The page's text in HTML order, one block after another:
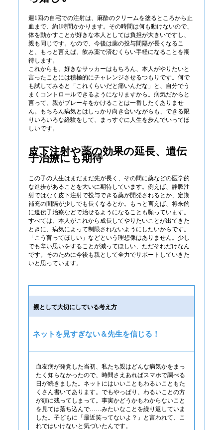
週1回の自宅での注射は、麻酔のクリームを塗るところから止
血まで、約1時間かかります。その時間は何も動けないので、
体を動かすことが好きな本人としては負担が大きいですし、
親も同じです。なので、今後は薬の投与間隔が長くなるこ
と、もっと言えば、飲み薬で済むくらい手軽になることを期
待します。
これからも、好きなサッカーはもちろん、本人がやりたいと
言ったことには積極的にチャレンジさせるつもりです。何で
も試してみると「これくらいだと痛いんだな」と、自分でう
まくコントロールできるようになりますから。病気だからと
言って、親がブレーキをかけることは一番したくありませ
ん。もちろん病気とはしっかり向き合いながらも、できる限
りいろいろな経験をして、まっすぐに人生を歩んでいってほ
しいです。
皮下注射や薬の効果の延長、遺伝
子治療にも期待
この子の人生はまだまだ先が長く、その間に薬などの医学的
な進歩があることを大いに期待しています。例えば、静脈注
射ではなく皮下注射で投与できる薬が開発されるとか、定期
補充の間隔が少しでも長くなるとか。もっと言えば、将来的
に遺伝子治療などで治せるようになることも願っています。
すべては、本人がこれから成長してやりたいことが出てきた
ときに、病気によって制限されないようにしたいからです。
「こう育ってほしい」などという理想像はありません。少し
でも辛い思いをすることが減ってほしい、ただそれだけなん
です。そのために今後も親として全力でサポートしていきた
いと思っています。
親として大切にしている考え方
ネットを見すぎない＆先生を信じる！
血友病が発覚した当初、私たち親はどんな病気かをまっ
たく知らなかったので、時間さえあればスマホで調べる
日が続きました。ネットにはいいこともわるいこともた
くさん書いてあります。でもやっぱり、わるいことの方
が頭に残ってしまって。事実かどうかもわからないこと
を見ては落ち込んで……みたいなことを繰り返していま
した。子どもに「最近笑ってないよ？」と言われて、こ
れではいけないと気づいたんです。